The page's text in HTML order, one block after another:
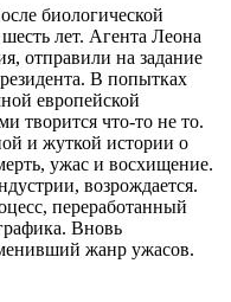
биологической
лет. Агента Леона
отправили на задание
В попытках
европейской
творится что-то не то.
и жуткой истории о
ужас и восхищение.
возрождается.
переработанный
Вновь
жанр ужасов.